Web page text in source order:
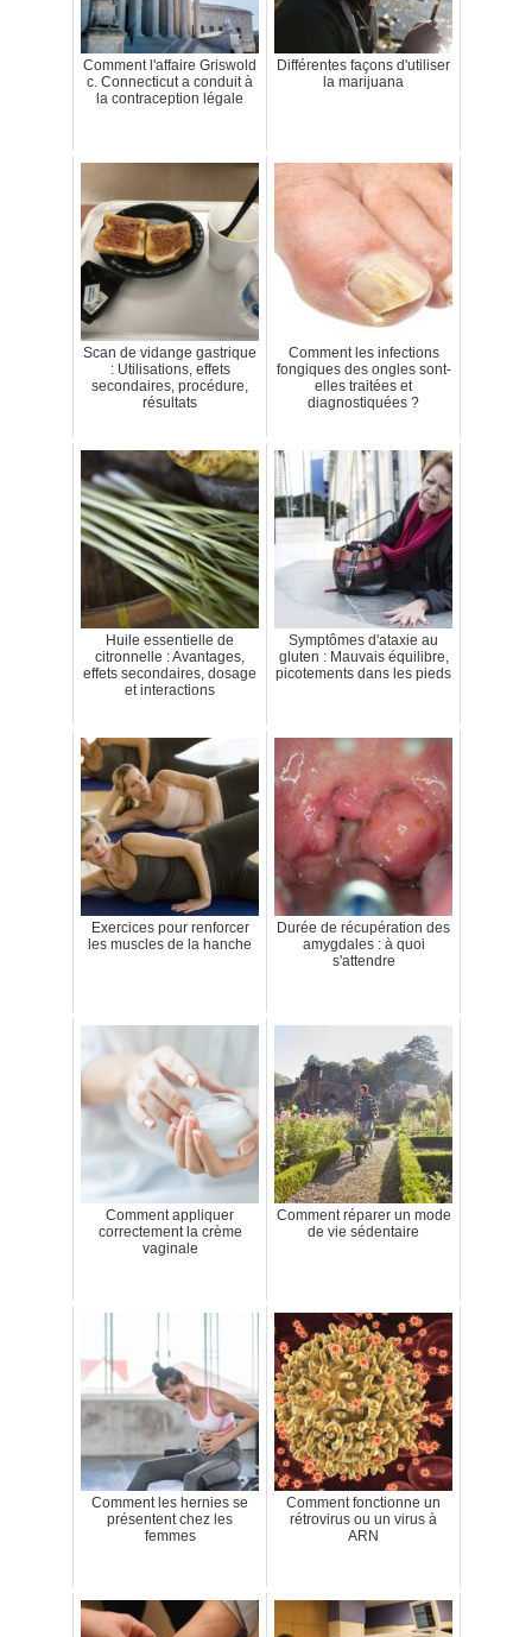
Comment l'affaire Griswold
c. Connecticut a conduit à
la contraception légale
Différentes façons d'utiliser
la marijuana
Scan de vidange gastrique
: Utilisations, effets
secondaires, procédure,
résultats
Comment les infections
fongiques des ongles sont-
elles traitées et
diagnostiquées ?
Huile essentielle de
citronnelle : Avantages,
effets secondaires, dosage
et interactions
Symptômes d'ataxie au
gluten : Mauvais équilibre,
picotements dans les pieds
Exercices pour renforcer
les muscles de la hanche
Durée de récupération des
amygdales : à quoi
s'attendre
Comment appliquer
correctement la crème
vaginale
Comment réparer un mode
de vie sédentaire
Comment les hernies se
présentent chez les
femmes
Comment fonctionne un
rétrovirus ou un virus à
ARN